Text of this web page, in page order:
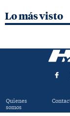
Lo más visto
Quienes
somos